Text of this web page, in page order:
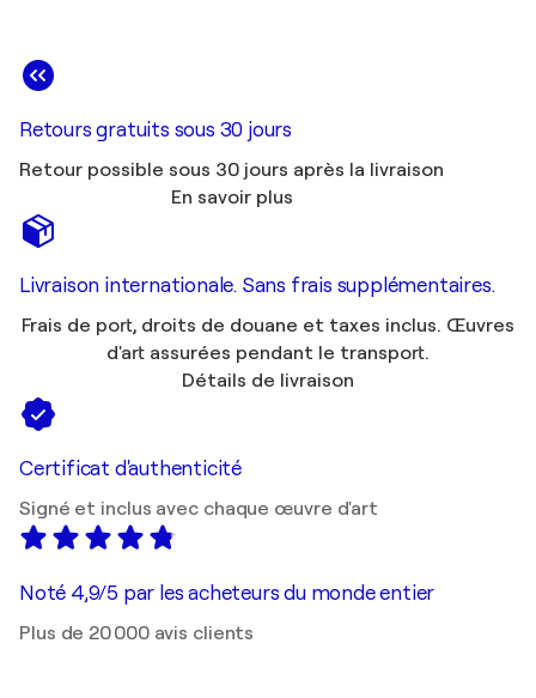
Retours gratuits sous 30 jours
Retour possible sous 30 jours après la livraison
En savoir plus
Livraison internationale. Sans frais supplémentaires.
Frais de port, droits de douane et taxes inclus. Œuvres
d'art assurées pendant le transport.
Détails de livraison
Certificat d'authenticité
Signé et inclus avec chaque œuvre d'art
Noté 4,9/5 par les acheteurs du monde entier
Plus de 20 000 avis clients